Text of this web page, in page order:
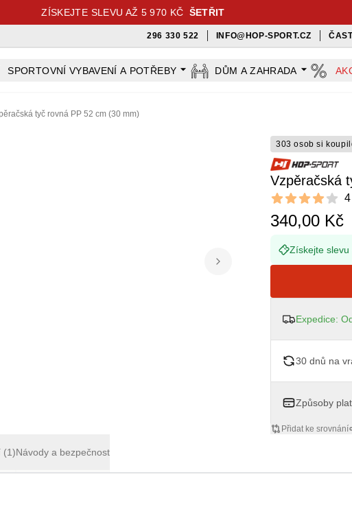
ZÍSKEJTE SLEVU AŽ 5 970 KČ ŠETŘIT
296 330 522 INFO@HOP-SPORT.CZ
SPORTOVNÍ VYBAVENÍ A POTŘEBY DŮM A ZAHRADA
tyč rovná PP 52 cm (30 mm)
303 osob si
Vzpěračská
Reviews
4 out of 5 stars 4
340,00 Kč
Získejte slevu
Expedice:
30 dnů na
Způsoby
Přidat ke srovnání
(1)Návody a bezpečnost